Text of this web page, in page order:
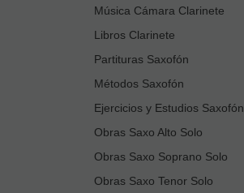
Música Cámara Clarinete
Libros Clarinete
Partituras Saxofón
Métodos Saxofón
Ejercicios y Estudios Saxofón
Obras Saxo Alto Solo
Obras Saxo Soprano Solo
Obras Saxo Tenor Solo